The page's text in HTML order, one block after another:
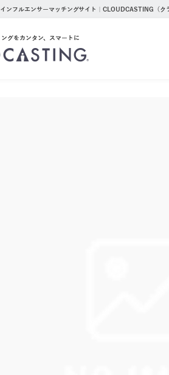
ンフルエンサーマッチングサイト｜CLOUDCASTING（ク
グをカンタン、スマートに